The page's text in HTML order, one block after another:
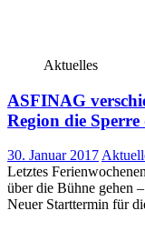
Aktuelles
ASFINAG
Region die Sperre
30. Januar 2017
Letztes
über die Bühne gehen
Neuer Starttermin für